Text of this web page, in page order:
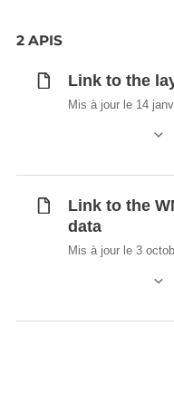
2 APIS
Link to the
Mis à jour le 14
Link to the
data
Mis à jour le 3